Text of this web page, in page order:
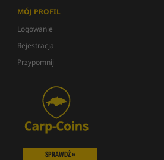
MÓJ PROFIL
Logowanie
Rejestracja
Przypomnij
SPRAWDŹ »